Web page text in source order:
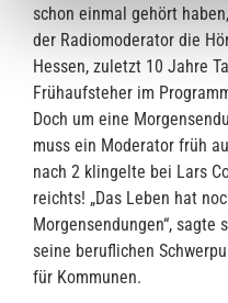
schon einmal gehört
der Radiomoderator die
Hessen, zuletzt 10 Jahre
Frühaufsteher im
Doch um eine
muss ein Moderator früh
nach 2 klingelte bei Lars
reichts! „Das Leben hat
Morgensendungen“, sagte
seine beruflichen
für Kommunen.